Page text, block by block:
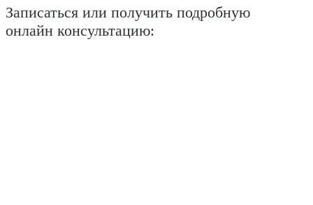
Записаться или получить подробную
онлайн консультацию: